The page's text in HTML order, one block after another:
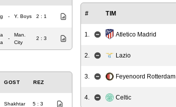
- Y. Boys 2 : 1
-
Man.
City
2 : 3
GOST REZ
Shakhtar 5 : 3
# TIM
1. Atletico Madrid
2. Lazio
3. Feyenoord Rotterdam
4. Celtic